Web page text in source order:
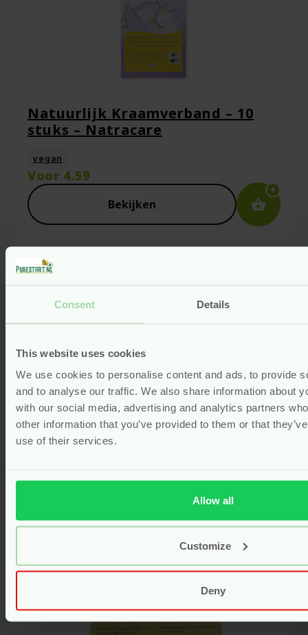
Consent Details
This website uses cookies
We use cookies to personalise content and ads, to provide
and to analyse our traffic. We also share information about
with our social media, advertising and analytics partners
other information that you’ve provided to them or that
use of their services.
Allow all
Customize
Deny
droge handen en gezicht
Je e-mailadres wordt niet gepubliceerd.
Vereiste velden zijn gemarkeerd met
Je beoordeling
Naam*
E-mail*
Mijn naam, e-mail en site opslaan in deze
browser voor de volgende keer wanneer ik
Natuurlijk Kraamverband – 10
stuks – Natracare
vegan
Voor 4.59
Bekijken
Abena